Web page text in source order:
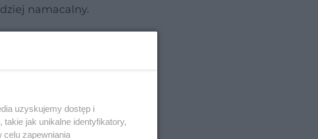
namacalny.
uzyskujemy dostęp i
jak unikalne identyfikatory,
celu zapewniania